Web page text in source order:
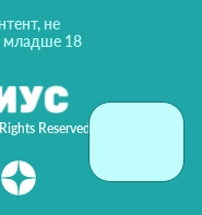
Reserved!
не
младше 18